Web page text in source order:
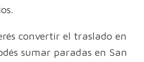
convertir el traslado en
sumar paradas en San